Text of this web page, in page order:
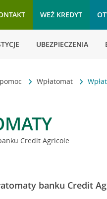
WEŹ KREDYT
UBEZPIECZENIA
Wpłatomat
Credit Agricole
banku Credit